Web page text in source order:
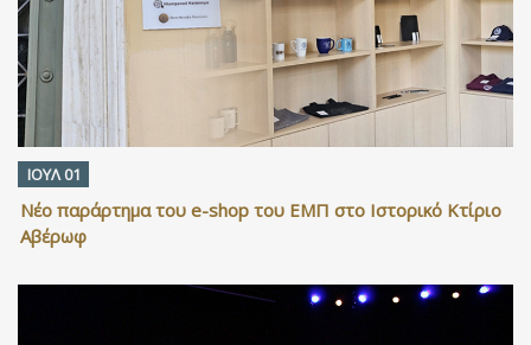
ΙΟΥΛ 01
Νέο παράρτημα του e-shop του ΕΜΠ στο Ιστορικό Κτίριο
Αβέρωφ